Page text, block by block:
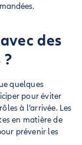
des
quelques
pour éviter
à l’arrivée. Les
en matière de
prévenir les